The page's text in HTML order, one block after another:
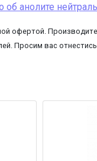
об анолите
офертой.
Просим вас